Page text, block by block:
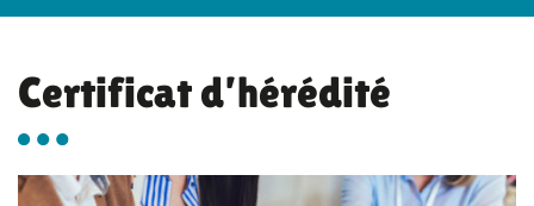
Certificat d’hérédité